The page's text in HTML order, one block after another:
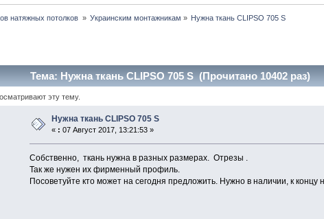
натяжных потолков » Украинским монтажникам » Нужна ткань CLIPSO 705 S
Тема: Нужна ткань CLIPSO 705 S (Прочитано 10402 раз)
эту тему.
Нужна ткань CLIPSO 705 S
« : 07 Август 2017, 13:21:53 »
Собственно, ткань нужна в разных размерах. Отрезы .
Так же нужен их фирменный профиль.
Посоветуйте кто может на сегодня предложить. Нужно в наличии, к концу